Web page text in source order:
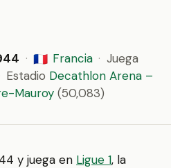
· 🇫🇷 Francia · Juega
Estadio Decathlon Arena –
Mauroy (50,083)
y juega en Ligue 1, la